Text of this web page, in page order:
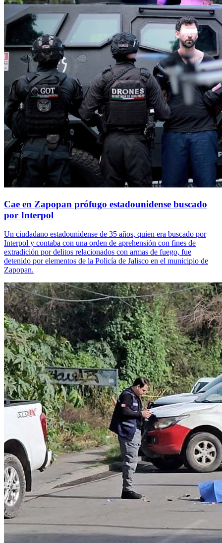
Cae en Zapopan prófugo estadounidense buscado
por Interpol
Un ciudadano estadounidense de 35 años, quien era buscado por
Interpol y contaba con una orden de aprehensión con fines de
extradición por delitos relacionados con armas de fuego, fue
detenido por elementos de la Policía de Jalisco en el municipio de
Zapopan.